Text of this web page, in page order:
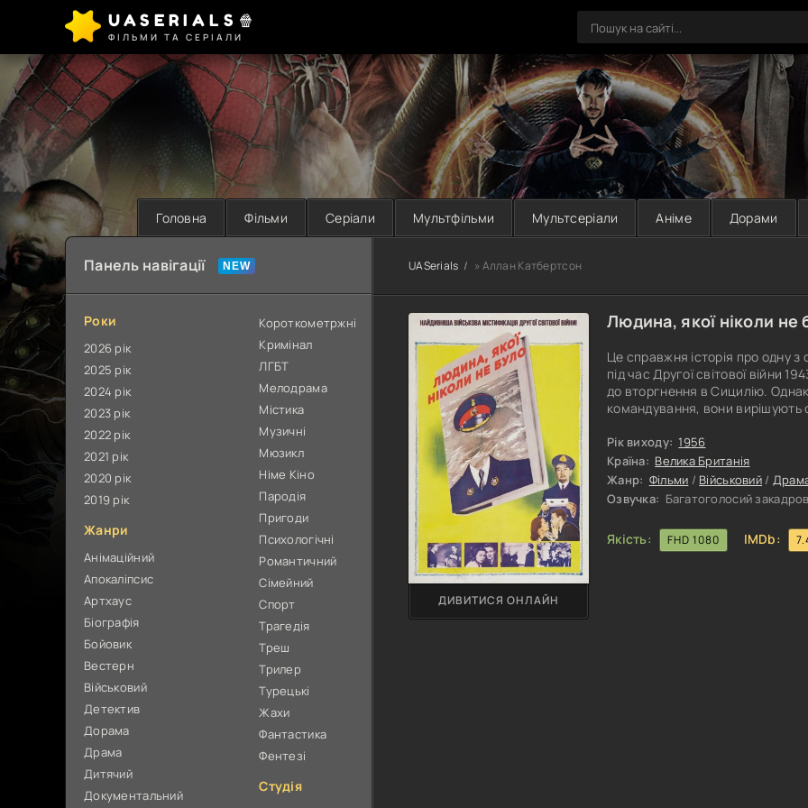
UASERIALS🍿
ФІЛЬМИ ТА СЕРІАЛИ
Головна Фільми Серіали Мультфільми Мультсеріали Аніме Дорами
UASerials » Аллан Катбертсон
Людина, якої ніколи не
Це справжня історія про одну з
під час Другої світової війни
до вторгнення в Сицилію.
командування, вони
операцію, яку провела
Створення ілюзії Рішення
Рік виходу: 1956
Країна: Велика Британія
Жанр: Фільми / Військовий /
Озвучка: Багатоголосий
Якість: FHD 1080 IMDb:
ДИВИТИСЯ ОНЛАЙН
Панель навігації
Роки
2026 рік
2025 рік
2024 рік
2023 рік
2022 рік
2021 рік
2020 рік
2019 рік
Жанри
Анімаційний
Апокаліпсис
Артхаус
Біографія
Бойовик
Вестерн
Військовий
Детектив
Дорама
Драма
Дитячий
Документальний
Короткометржні
Кримінал
ЛГБТ
Мелодрама
Містика
Музичні
Мюзикл
Німе Кіно
Пародія
Пригоди
Психологічні
Романтичний
Сімейний
Спорт
Трагедія
Треш
Трилер
Турецькі
Жахи
Фантастика
Фентезі
Студія